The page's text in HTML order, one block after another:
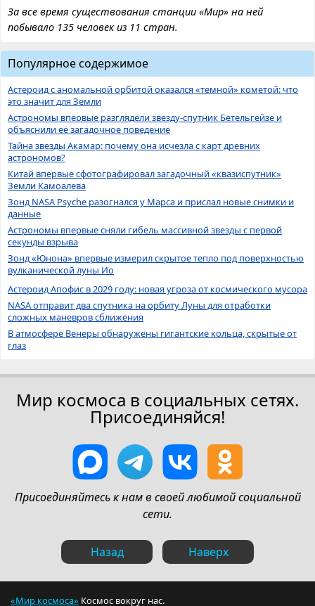
За все время существования станции «Мир» на ней
побывало 135 человек из 11 стран.
Популярное содержимое
Астероид с аномальной орбитой оказался «темной» кометой: что
это значит для Земли
Астрономы впервые разглядели звезду-спутник Бетельгейзе и
объяснили её загадочное поведение
Тайна звезды Акамар: почему она исчезла с карт древних
астрономов?
Китай впервые сфотографировал загадочный «квазиспутник»
Земли Камоалева
Зонд NASA Psyche разогнался у Марса и прислал новые снимки и
данные
Астрономы впервые сняли гибель массивной звезды с первой
секунды взрыва
Зонд «Юнона» впервые измерил скрытое тепло под поверхностью
вулканической луны Ио
Астероид Апофис в 2029 году: новая угроза от космического мусора
NASA отправит два спутника на орбиту Луны для отработки
сложных маневров сближения
В атмосфере Венеры обнаружены гигантские кольца, скрытые от
глаз
Мир космоса в социальных сетях.
Присоединяйся!
Присоединяйтесь к нам в своей любимой социальной
сети.
Назад Наверх
«Мир космоса» Космос вокруг нас.